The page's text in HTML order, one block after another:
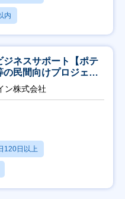
内
ジネスサポート【ポテ
民間向けプロジェク
ン株式会社
120日以上